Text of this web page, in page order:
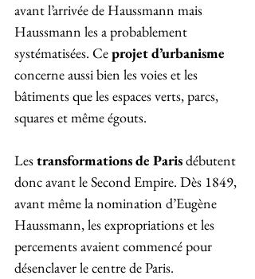
avant l’arrivée de Haussmann mais
Haussmann les a probablement
systématisées. Ce projet d’urbanisme
concerne aussi bien les voies et les
bâtiments que les espaces verts, parcs,
squares et même égouts.
Les transformations de Paris débutent
donc avant le Second Empire. Dès 1849,
avant même la nomination d’Eugène
Haussmann, les expropriations et les
percements avaient commencé pour
désenclaver le centre de Paris.